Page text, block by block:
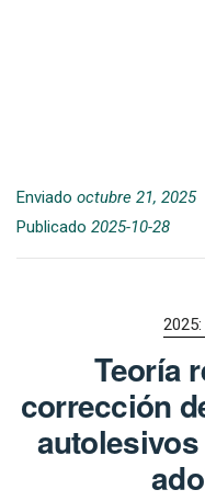
Enviado octubre 21, 2025
Publicado 2025-10-28
Teoría
corrección